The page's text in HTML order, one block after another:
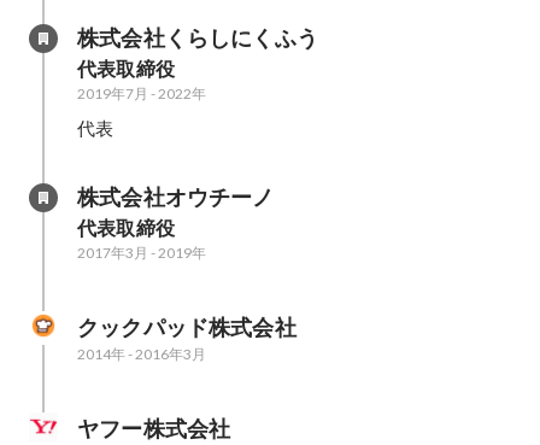
株式会社くらしにくふう
代表取締役
2019年7月 -2022年
代表
株式会社オウチーノ
代表取締役
2017年3月 -2019年
クックパッド株式会社
2014年-2016年3月
ヤフー株式会社